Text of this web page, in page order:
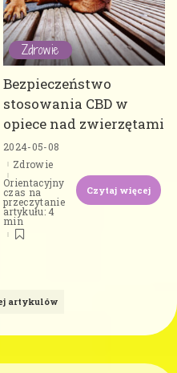
Zdrowie
Bezpieczeństwo
stosowania CBD w
opiece nad zwierzętami
2024-05-08
Zdrowie
Orientacyjny
czas na
przeczytanie
artykułu: 4
min
Czytaj więcej
artykulów